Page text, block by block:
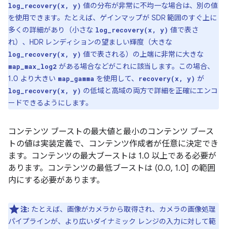
log_recovery(x, y) 値の分布が非常に不均一な場合は、別の値
を使用できます。たとえば、ゲインマップが SDR 範囲のすぐ上に
多くの詳細があり（小さな log_recovery(x, y) 値で表さ
れ）、HDR レンディションの望ましい輝度（大きな
log_recovery(x, y) 値で表される）の上端に非常に大きな
map_max_log2 がある場合などがこれに該当します。この場合、
1.0 より大きい map_gamma を使用して、 recovery(x, y) が
log_recovery(x, y) の低域と高域の両方で詳細を正確にエンコ
ードできるようにします。
コンテンツ ブーストの最大値と最小のコンテンツ ブース
トの値は実装定義で、コンテンツ作成者が任意に決定でき
ます。コンテンツの最大ブーストは 1.0 以上である必要が
あります。コンテンツの最低ブーストは (0.0, 1.0] の範囲
内にする必要があります。
注: たとえば、画像がカメラから取得され、カメラの画像処理
パイプラインが、より広いダイナミック レンジの入力に対して範